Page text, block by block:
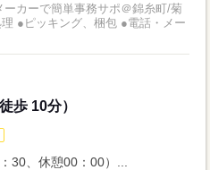
カーで簡単事務サポ＠錦糸町/菊
●ピッキング、梱包 ●電話・メー
歩 10分）
30、休憩00：00）...